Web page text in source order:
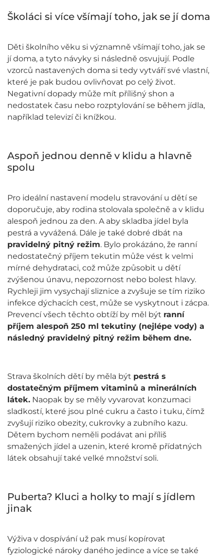
Školáci si více všímají toho, jak se jí doma
Děti školního věku si významně všímají toho, jak se
jí doma, a tyto návyky si následně osvujují. Podle
vzorců nastavených doma si tedy vytváří své vlastní,
které je pak budou ovlivňovat po celý život.
Negativní dopady může mít přílišný shon a
nedostatek času nebo rozptylování se během jídla,
například televizí či knížkou.
Aspoň jednou denně v klidu a hlavně
spolu
Pro ideální nastavení modelu stravování u dětí se
doporučuje, aby rodina stolovala společně a v klidu
alespoň jednou za den. A aby skladba jídel byla
pestrá a vyvážená. Dále je také dobré dbát na
pravidelný pitný režim. Bylo prokázáno, že ranní
nedostatečný příjem tekutin může vést k velmi
mírné dehydrataci, což může způsobit u dětí
zvýšenou únavu, nepozornost nebo bolest hlavy.
Rychleji jim vysychají sliznice a zvyšuje se tím riziko
infekce dýchacích cest, může se vyskytnout i zácpa.
Prevencí všech těchto obtíží by měl být ranní
příjem alespoň 250 ml tekutiny (nejlépe vody) a
následný pravidelný pitný režim během dne.
Strava školních dětí by měla být pestrá s
dostatečným příjmem vitaminů a minerálních
látek. Naopak by se měly vyvarovat konzumaci
sladkostí, které jsou plné cukru a často i tuku, čímž
zvyšují riziko obezity, cukrovky a zubního kazu.
Dětem bychom neměli podávat ani příliš
smažených jídel a uzenin, které kromě přídatných
látek obsahují také velké množství soli.
Puberta? Kluci a holky to mají s jídlem
jinak
Výživa v dospívání už pak musí kopírovat
fyziologické nároky daného jedince a více se také